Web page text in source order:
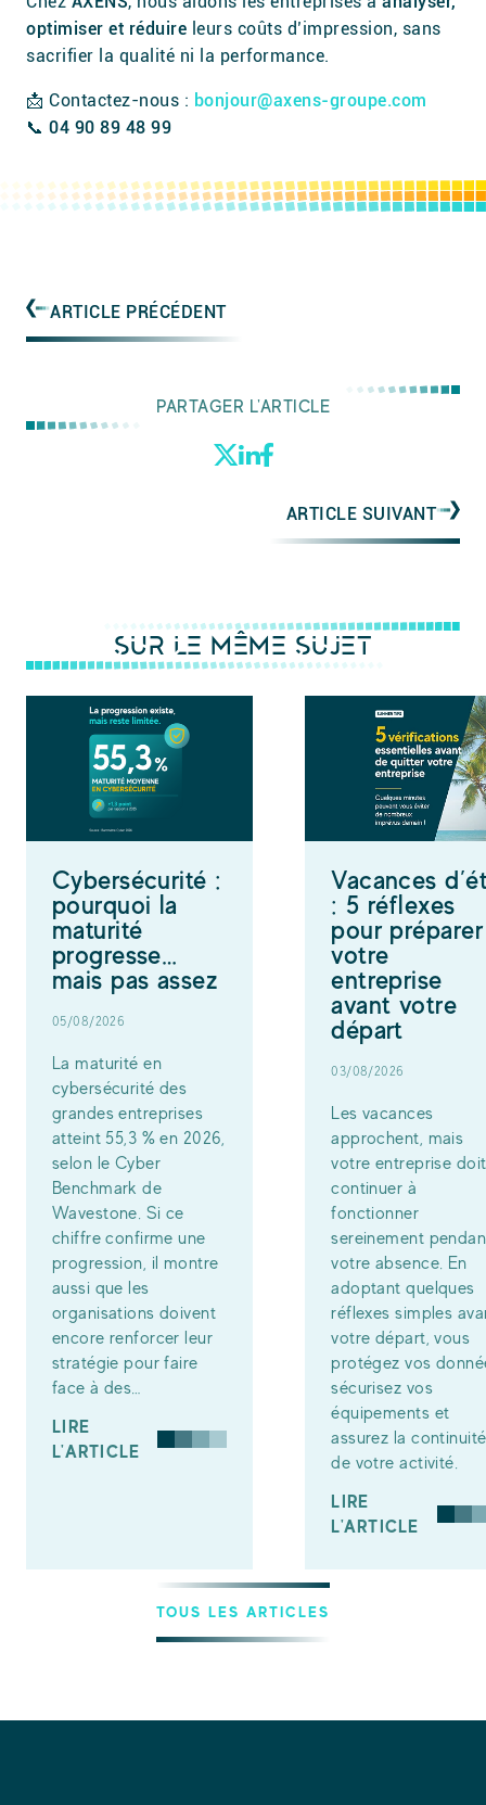
optimiser et réduire leurs coûts d’impression, sans
sacrifier la qualité ni la performance.
📩 Contactez-nous : bonjour@axens-groupe.com
📞 04 90 89 48 99
ARTICLE PRÉCÉDENT
PARTAGER L'ARTICLE
ARTICLE SUIVANT
SUR LE MÊME SUJET
Cybersécurité :
pourquoi la
maturité
progresse…
mais pas assez
05/08/2026
La maturité en
cybersécurité des
grandes entreprises
atteint 55,3 % en 2026,
selon le Cyber
Benchmark de
Wavestone. Si ce
chiffre confirme une
progression, il montre
aussi que les
organisations doivent
encore renforcer leur
stratégie pour faire
face à des…
LIRE
L'ARTICLE
Vacances
: 5 réflexes
pour préparer
votre
entreprise
avant votre
départ
03/08/2026
Les vacances
approchent, mais
votre entreprise doit
continuer à
fonctionner
sereinement
votre absence. En
adoptant quelques
réflexes simples
votre départ, vous
protégez vos
sécurisez vos
équipements et
assurez la continuité
de votre activité.
LIRE
L'ARTICLE
TOUS LES ARTICLES